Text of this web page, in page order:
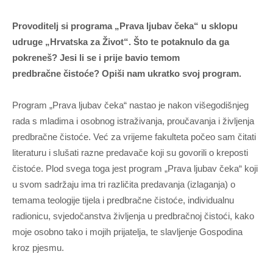
Provoditelj si programa „Prava ljubav čeka“ u sklopu
udruge „Hrvatska za Život“. Što te potaknulo da ga
pokreneš? Jesi li se i prije bavio temom
predbračne čistoće? Opiši nam ukratko svoj program.
Program „Prava ljubav čeka“ nastao je nakon višegodišnjeg
rada s mladima i osobnog istraživanja, proučavanja i življenja
predbračne čistoće. Već za vrijeme fakulteta počeo sam čitati
literaturu i slušati razne predavače koji su govorili o kreposti
čistoće. Plod svega toga jest program „Prava ljubav čeka“ koji
u svom sadržaju ima tri različita predavanja (izlaganja) o
temama teologije tijela i predbračne čistoće, individualnu
radionicu, svjedočanstva življenja u predbračnoj čistoći, kako
moje osobno tako i mojih prijatelja, te slavljenje Gospodina
kroz pjesmu.